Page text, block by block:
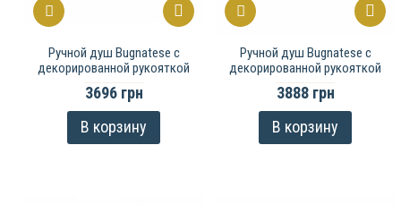
Ручной душ Bugnatese с
декорированной рукояткой
3696 грн
В корзину
Ручной душ Bugnatese с
декорированной рукояткой
3888 грн
В корзину